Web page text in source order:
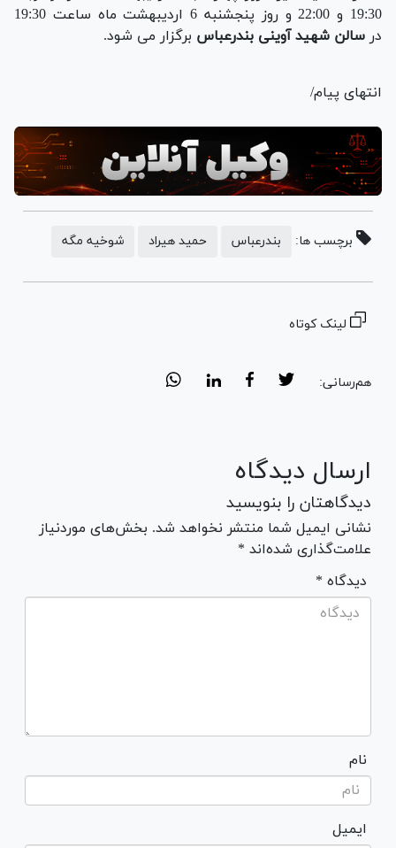
19:30 و 22:00 و روز پنجشنبه 6 اردیبهشت ماه ساعت 19:30
در سالن شهید آوینی بندرعباس برگزار می شود.
انتهای پیام/
برچسب ها: بندرعباس حمید هیراد شوخیه مگه
لینک کوتاه
هم‌رسانی:
ارسال دیدگاه
دیدگاهتان را بنویسید
نشانی ایمیل شما منتشر نخواهد شد. بخش‌های موردنیاز
علامت‌گذاری شده‌اند *
* دیدگاه
نام
ایمیل